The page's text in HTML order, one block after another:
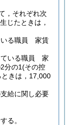
，それぞれ次
じたときは，
いる職員 家賃
ている職員 家
分の1(その控
きは，17,000
給に関し必要
る。